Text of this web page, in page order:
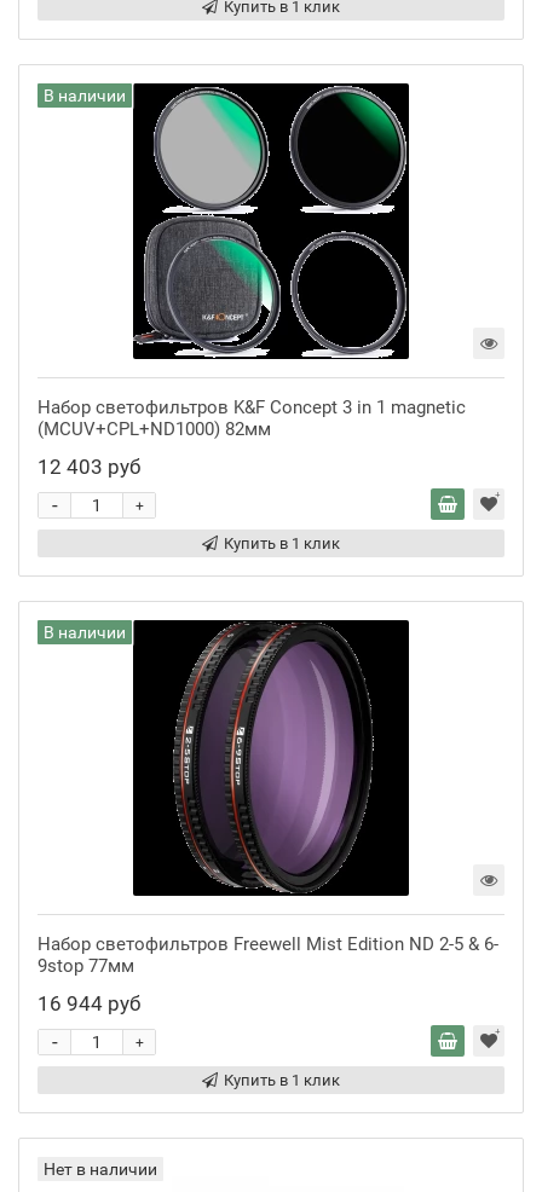
Купить в 1 клик
В наличии
Набор светофильтров K&F Concept 3 in 1 magnetic
(MCUV+CPL+ND1000) 82мм
12 403 руб
+
-
Купить в 1 клик
В наличии
Набор светофильтров Freewell Mist Edition ND 2-5 & 6-
9stop 77мм
16 944 руб
+
-
Купить в 1 клик
Нет в наличии